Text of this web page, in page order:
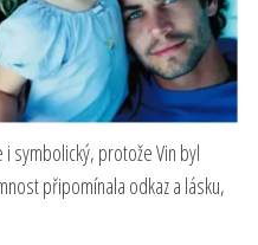
symbolický, protože Vin byl
připomínala odkaz a lásku,